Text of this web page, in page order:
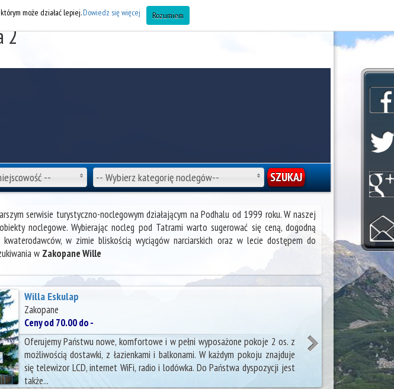
DODAJ OBIEKT DO BAZY (Noclegi Zakopane) »
2
-- -- Wybierz kategorię noclegów--
serwisie turystyczno-noclegowym działającym na Podhalu od 1999 roku. W naszej
noclegowe. Wybierając nocleg pod Tatrami warto sugerować się ceną, dogodną
w zimie bliskością wyciągów narciarskich oraz w lecie dostępem do
w Zakopane Wille
Willa Eskulap
Zakopane
Ceny od 70.00 do -
Oferujemy Państwu nowe, komfortowe i w pełni wyposażone pokoje 2 os. z
możliwością dostawki, z łazienkami i balkonami. W każdym pokoju znajduje
się telewizor LCD, internet WiFi, radio i lodówka. Do Państwa dyspozycji jest
także...
może działać lepiej.Dowiedz się więcej Rozumiem